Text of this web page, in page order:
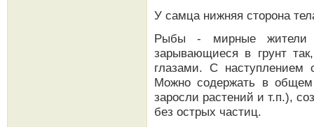
У самца нижняя сторона
Рыбы - мирные жители
зарывающиеся в грунт
глазами. С наступлением
Можно содержать в
заросли растений и т.п.),
без острых частиц.